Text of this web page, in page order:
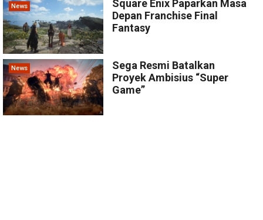
News
Square Enix Paparkan Masa
Depan Franchise Final
Fantasy
News
Sega Resmi Batalkan
Proyek Ambisius “Super
Game”